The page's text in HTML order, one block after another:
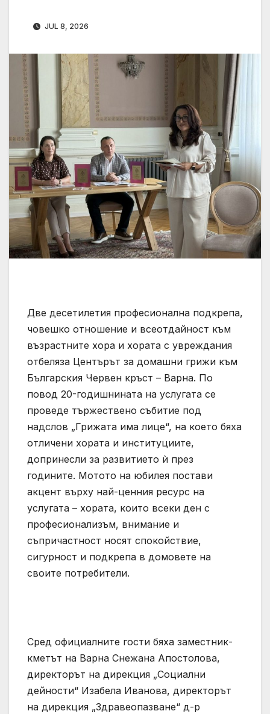
JUL 8, 2026
Две десетилетия професионална подкрепа,
човешко отношение и всеотдайност към
възрастните хора и хората с увреждания
отбеляза Центърът за домашни грижи към
Българския Червен кръст – Варна. По
повод 20-годишнината на услугата се
проведе тържествено събитие под
надслов „Грижата има лице“, на което бяха
отличени хората и институциите,
допринесли за развитието ѝ през
годините. Мотото на юбилея постави
акцент върху най-ценния ресурс на
услугата – хората, които всеки ден с
професионализъм, внимание и
съпричастност носят спокойствие,
сигурност и подкрепа в домовете на
своите потребители.
Сред официалните гости бяха заместник-
кметът на Варна Снежана Апостолова,
директорът на дирекция „Социални
дейности“ Изабела Иванова, директорът
на дирекция „Здравеопазване“ д-р